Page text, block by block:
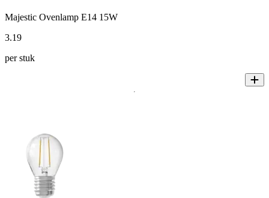
Majestic Ovenlamp E14 15W
3.19
per stuk